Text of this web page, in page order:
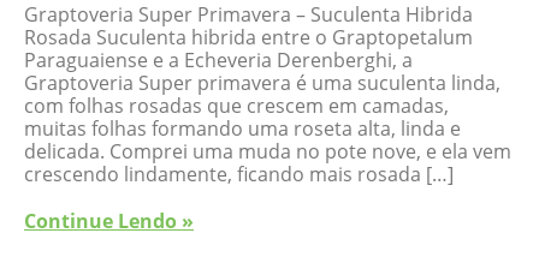
Graptoveria Super Primavera – Suculenta Hibrida
Rosada Suculenta hibrida entre o Graptopetalum
Paraguaiense e a Echeveria Derenberghi, a
Graptoveria Super primavera é uma suculenta linda,
com folhas rosadas que crescem em camadas,
muitas folhas formando uma roseta alta, linda e
delicada. Comprei uma muda no pote nove, e ela vem
crescendo lindamente, ficando mais rosada […]
Continue Lendo »